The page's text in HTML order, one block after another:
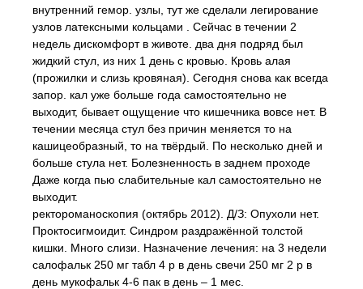
внутренний гемор. узлы, тут же сделали легирование
узлов латексными кольцами . Сейчас в течении 2
недель дискомфорт в животе. два дня подряд был
жидкий стул, из них 1 день с кровью. Кровь алая
(прожилки и слизь кровяная). Сегодня снова как всегда
запор. кал уже больше года самостоятельно не
выходит, бывает ощущение что кишечника вовсе нет. В
течении месяца стул без причин меняется то на
кашицеобразный, то на твёрдый. По несколько дней и
больше стула нет. Болезненность в заднем проходе
Даже когда пью слабительные кал самостоятельно не
выходит.
ректороманоскопия (октябрь 2012). Д/З: Опухоли нет.
Проктосигмоидит. Синдром раздражённой толстой
кишки. Много слизи. Назначение лечения: на 3 недели
салофальк 250 мг табл 4 р в день свечи 250 мг 2 р в
день мукофальк 4-6 пак в день – 1 мес.